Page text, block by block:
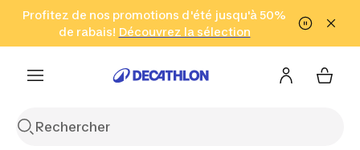
Aller à la recherche Aller au contenu Aller au pied de
Profitez de nos promotions d'été jusqu'à 50%
de rabais! Découvrez la sélection
Cliquez ici
en seulement 2 h!
(Zones sélectionnées)